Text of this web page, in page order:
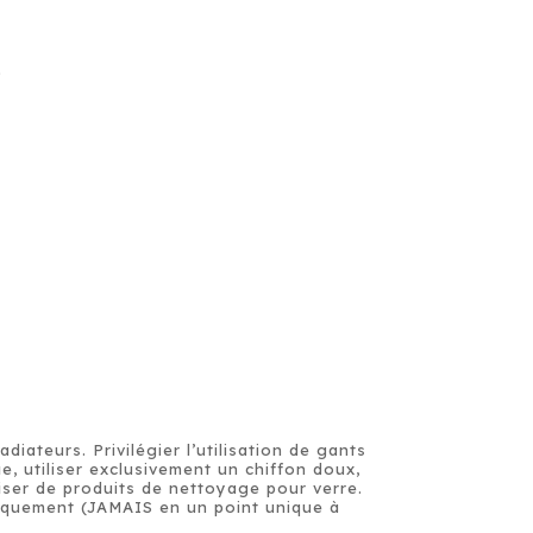
Privilégier l’utilisation de gants
utiliser exclusivement un chiffon doux,
de produits de nettoyage pour verre.
(JAMAIS en un point unique à